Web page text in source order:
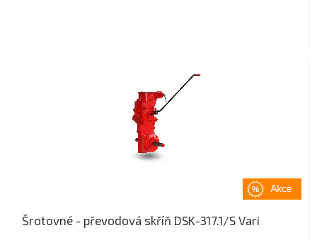
Šrotovné - převodová skříň DSK-317.1/S Vari